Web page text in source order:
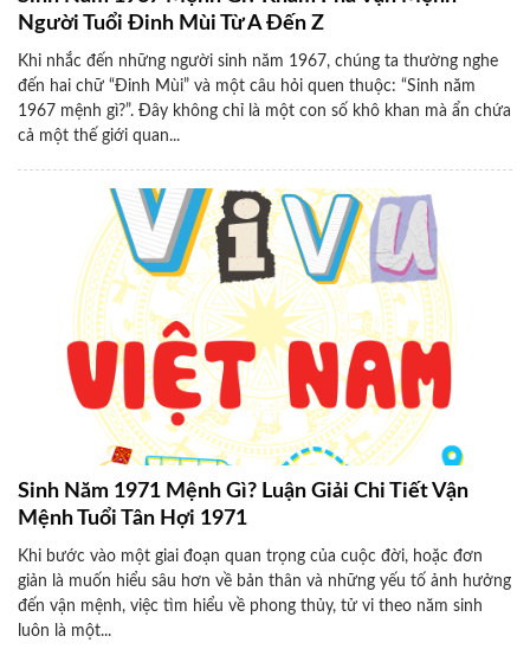
Người Tuổi Đinh Mùi Từ A Đến Z
Khi nhắc đến những người sinh năm 1967, chúng ta thường nghe
đến hai chữ “Đinh Mùi” và một câu hỏi quen thuộc: “Sinh năm
1967 mệnh gì?”. Đây không chỉ là một con số khô khan mà ẩn chứa
cả một thế giới quan...
Sinh Năm 1971 Mệnh Gì? Luận Giải Chi Tiết Vận
Mệnh Tuổi Tân Hợi 1971
Khi bước vào một giai đoạn quan trọng của cuộc đời, hoặc đơn
giản là muốn hiểu sâu hơn về bản thân và những yếu tố ảnh hưởng
đến vận mệnh, việc tìm hiểu về phong thủy, tử vi theo năm sinh
luôn là một...